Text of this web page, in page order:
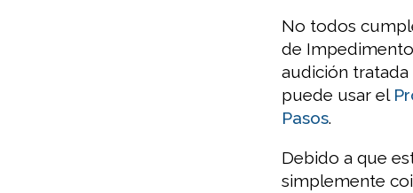
No todos
de
audición
puede usar el
Pasos.
Debido a que
simplemente